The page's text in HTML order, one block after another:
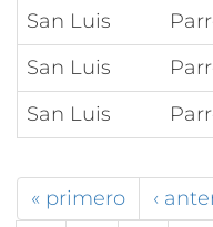
San Luis
San Luis
San Luis
« primero ‹